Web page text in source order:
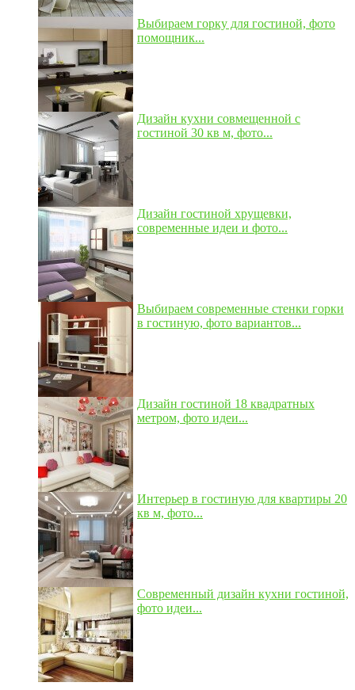
Выбираем горку для гостиной, фото
помощник...
Дизайн кухни совмещенной с
гостиной 30 кв м, фото...
Дизайн гостиной хрущевки,
современные идеи и фото...
Выбираем современные стенки горки
в гостиную, фото вариантов...
Дизайн гостиной 18 квадратных
метром, фото идеи...
Интерьер в гостиную для квартиры 20
кв м, фото...
Современный дизайн кухни гостиной,
фото идеи...